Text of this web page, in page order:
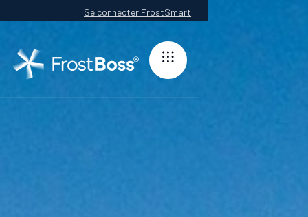
Se connecter FrostSmart